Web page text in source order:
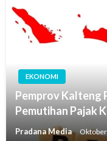
EKONOMI
Pemprov Kalteng
Pemutihan Pajak
Pradana Media